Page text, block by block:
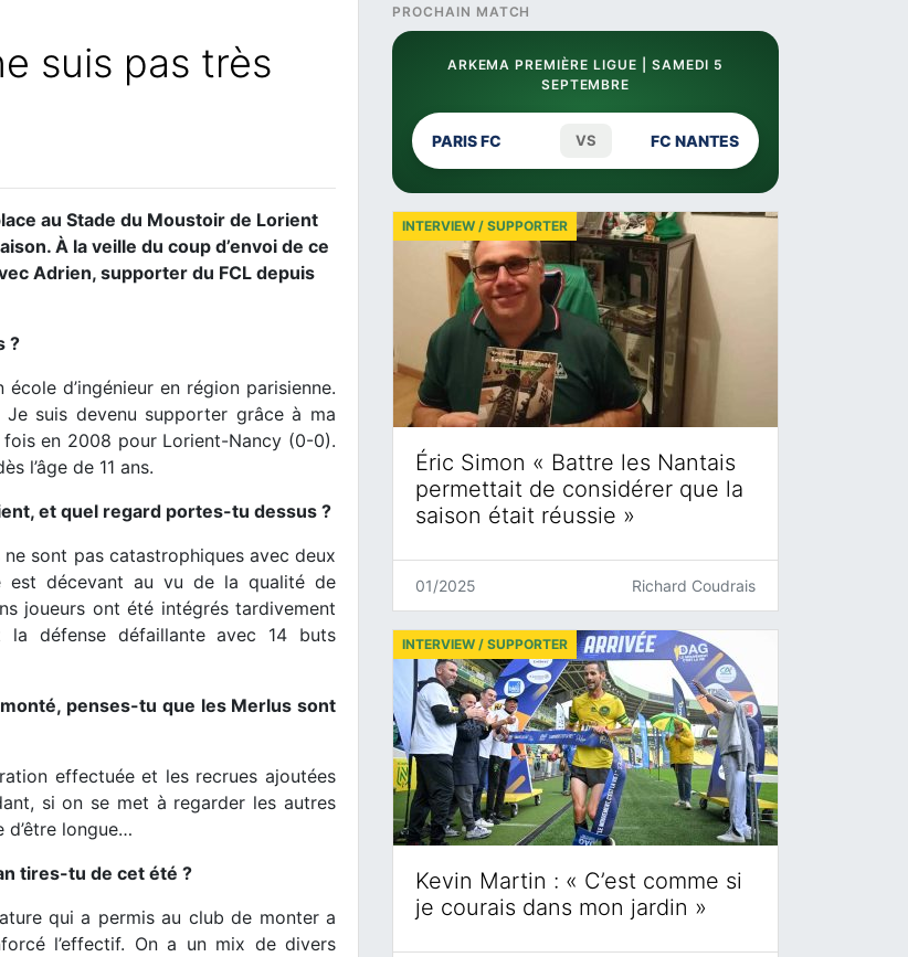
suis pas très
au Stade du Moustoir de Lorient
À la veille du coup d’envoi de ce
Adrien, supporter du FCL depuis
?
d’ingénieur en région parisienne.
suis devenu supporter grâce à ma
fois en 2008 pour Lorient-Nancy (0-0).
l’âge de 11 ans.
et quel regard portes-tu dessus ?
sont pas catastrophiques avec deux
est décevant au vu de la qualité de
joueurs ont été intégrés tardivement
défense défaillante avec 14 buts
penses-tu que les Merlus sont
effectuée et les recrues ajoutées
si on se met à regarder les autres
d’être longue…
tires-tu de cet été ?
qui a permis au club de monter a
l’effectif. On a un mix de divers
PROCHAIN MATCH
ARKEMA PREMIÈRE LIGUE | SAMEDI 5
SEPTEMBRE
PARIS FC VS FC NANTES
Éric Simon « Battre les Nantais
permettait de considérer que la
saison était réussie »
INTERVIEW / SUPPORTER
01/2025 Richard Coudrais
Kevin Martin : « C’est comme si
je courais dans mon jardin »
INTERVIEW / SUPPORTER